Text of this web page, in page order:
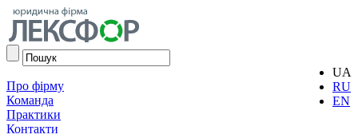
UA
RU
EN
Про фірму
Команда
Практики
Контакти